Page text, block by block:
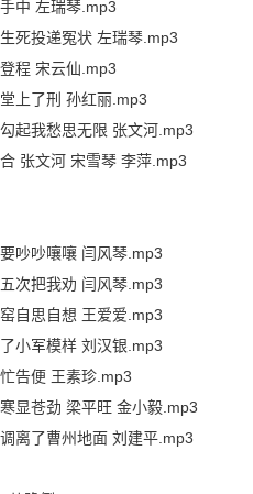
中 左瑞琴.mp3
死投递冤状 左瑞琴.mp3
程 宋云仙.mp3
上了刑 孙红丽.mp3
起我愁思无限 张文河.mp3
张文河 宋雪琴 李萍.mp3
吵吵嚷嚷 闫风琴.mp3
次把我劝 闫风琴.mp3
自思自想 王爱爱.mp3
小军模样 刘汉银.mp3
告便 王素珍.mp3
显苍劲 梁平旺 金小毅.mp3
离了曹州地面 刘建平.mp3